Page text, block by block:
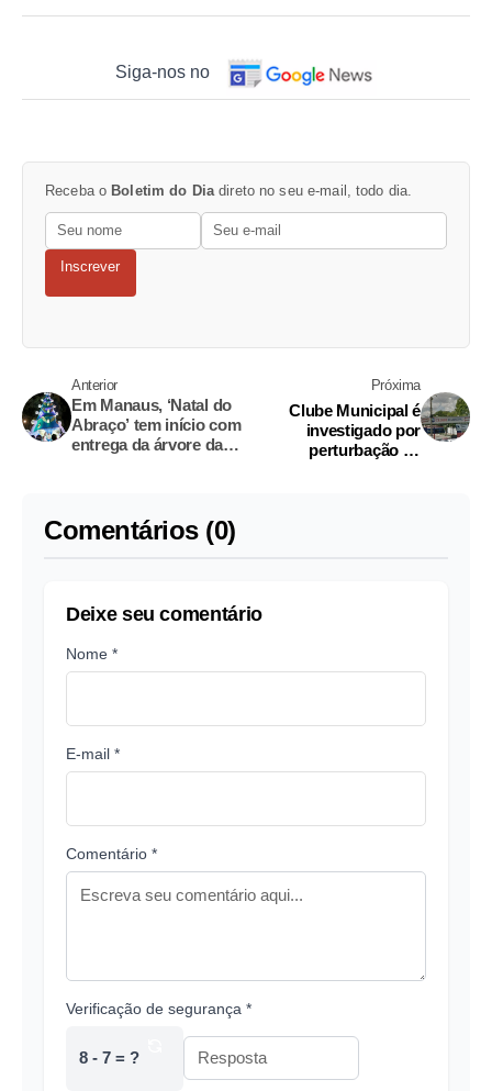
Siga-nos no
Receba o Boletim do Diadireto no seu e-mail, todo dia.
Inscrever
Anterior
Em Manaus, ‘Natal do
Abraço’ tem início com
entrega da árvore da
Próxima
Clube Municipal é
investigado por
perturbação de
Comentários (0)
Deixe seu comentário
Nome *
E-mail *
Comentário *
Verificação de segurança *
8 - 7 = ?